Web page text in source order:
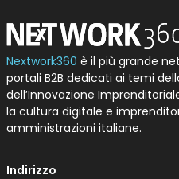
Nextwork360 è il più grande
portali B2B dedicati ai temi
dell’Innovazione
la cultura digitale e
amministrazioni italiane.
Indirizzo